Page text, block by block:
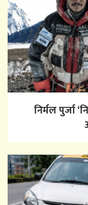
निर्मल पुर्जा